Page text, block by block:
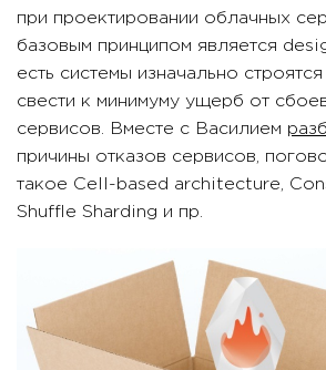
при проектировании облачных
базовым принципом является
есть системы изначально
свести к минимуму ущерб от
сервисов. Вместе с Василием
причины отказов сервисов,
такое Cell-based architecture,
Shuffle Sharding и пр.